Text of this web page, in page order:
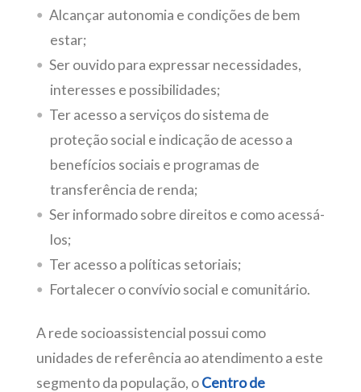
Alcançar autonomia e condições de bem
estar;
Ser ouvido para expressar necessidades,
interesses e possibilidades;
Ter acesso a serviços do sistema de
proteção social e indicação de acesso a
benefícios sociais e programas de
transferência de renda;
Ser informado sobre direitos e como acessá-
los;
Ter acesso a políticas setoriais;
Fortalecer o convívio social e comunitário.
A rede socioassistencial possui como
unidades de referência ao atendimento a este
segmento da população, oCentro de